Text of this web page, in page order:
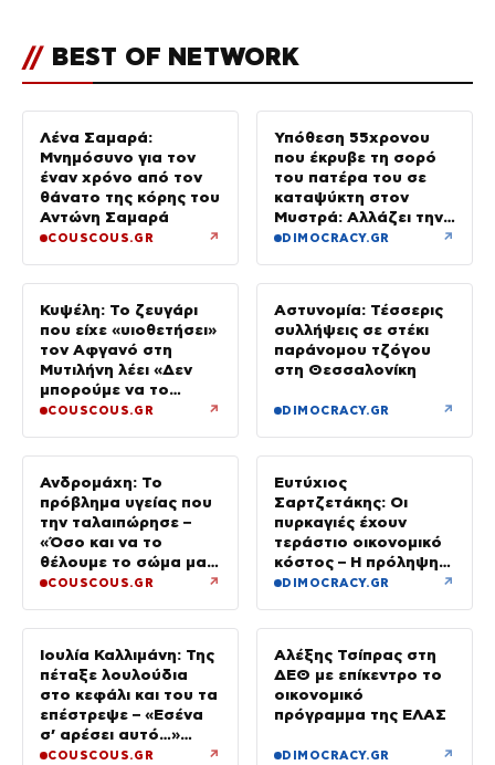
// BEST OF NETWORK
Λένα Σαμαρά:
Μνημόσυνο για τον
έναν χρόνο από τον
θάνατο της κόρης του
Αντώνη Σαμαρά
COUSCOUS.GR ↗
Υπόθεση 55χρονου
που έκρυβε τη σορό
του πατέρα του σε
καταψύκτη στον
Μυστρά: Αλλάζει την
υπερασπιστική του
DIMOCRACY.GR ↗
Κυψέλη: Το ζευγάρι
που είχε «υιοθετήσει»
τον Αφγανό στη
Μυτιλήνη λέει «Δεν
μπορούμε να το
πιστέψουμε»
COUSCOUS.GR ↗
Αστυνομία: Τέσσερις
συλλήψεις σε στέκι
παράνομου τζόγου
στη Θεσσαλονίκη
DIMOCRACY.GR ↗
Ανδρομάχη: Το
πρόβλημα υγείας που
την ταλαιπώρησε –
«Όσο και να το
θέλουμε το σώμα μας
φωνάζει “όχι”»
COUSCOUS.GR ↗
Ευτύχιος
Σαρτζετάκης: Οι
πυρκαγιές έχουν
τεράστιο οικονομικό
κόστος – Η πρόληψη
κοστίζει λιγότερο από
DIMOCRACY.GR ↗
Ιουλία Καλλιμάνη: Της
πέταξε λουλούδια
στο κεφάλι και του τα
επέστρεψε – «Εσένα
σ’ αρέσει αυτό…»
(βίντεο)
COUSCOUS.GR ↗
Αλέξης Τσίπρας στη
ΔΕΘ με επίκεντρο το
οικονομικό
πρόγραμμα της ΕΛΑΣ
DIMOCRACY.GR ↗